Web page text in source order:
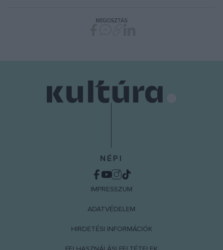
MEGOSZTÁS
NÉPI
IMPRESSZUM
ADATVÉDELEM
HIRDETÉSI INFORMÁCIÓK